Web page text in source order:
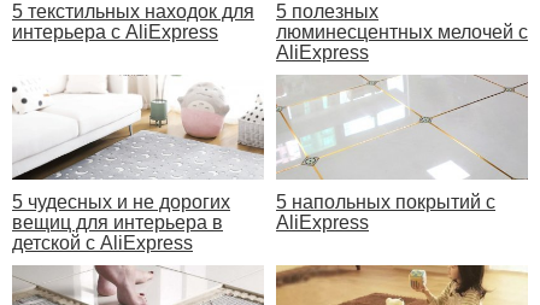
5 текстильных находок для
интерьера с AliExpress
5 полезных
люминесцентных мелочей с
AliExpress
5 чудесных и не дорогих
вещиц для интерьера в
детской с AliExpress
5 напольных покрытий с
AliExpress